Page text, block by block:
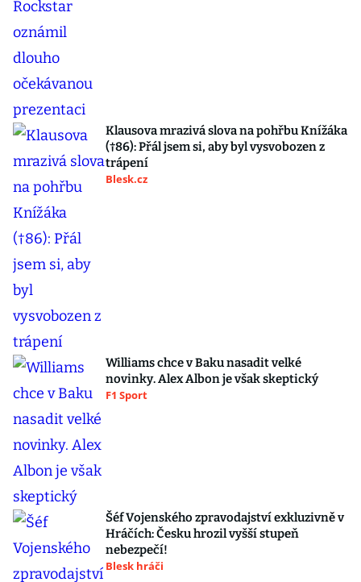
Klausova mrazivá slova na pohřbu Knížáka
(†86): Přál jsem si, aby byl vysvobozen z
trápení
Blesk.cz
Williams chce v Baku nasadit velké
novinky. Alex Albon je však skeptický
F1 Sport
Šéf Vojenského zpravodajství exkluzivně v
Hráčích: Česku hrozil vyšší stupeň
nebezpečí!
Blesk hráči